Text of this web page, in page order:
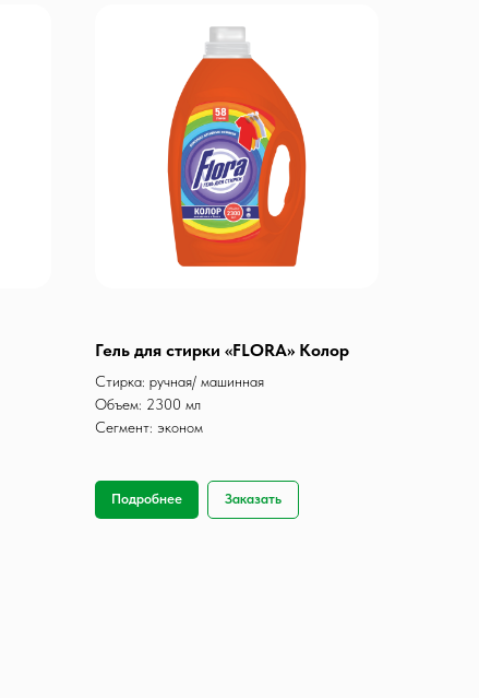
Гель для стирки «FLORA» Колор
Стирка: ручная/ машинная
Объем: 2300 мл
Сегмент: эконом
Подробнее Заказать